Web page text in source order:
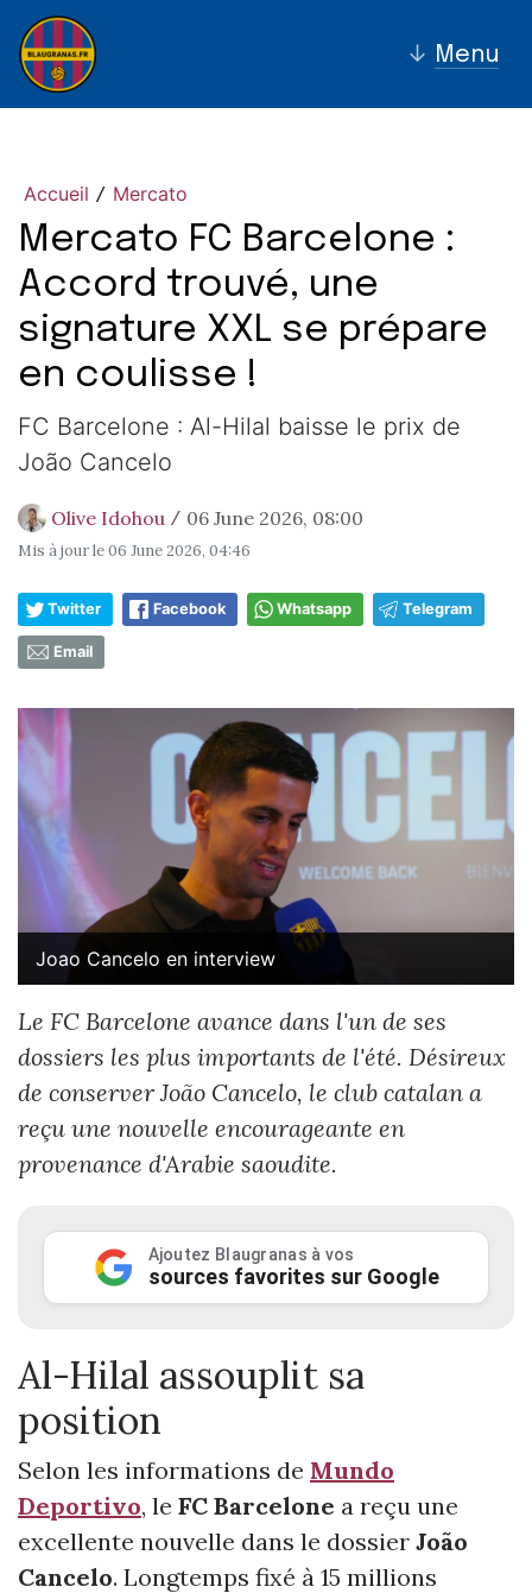
↓ Menu
Accueil / Mercato
Mercato FC Barcelone :
Accord trouvé, une
signature XXL se prépare
en coulisse !
FC Barcelone : Al-Hilal baisse le prix de
João Cancelo
Olive Idohou / 06 June 2026, 08:00
Mis à jour le06 June 2026, 04:46
Twitter Facebook Whatsapp Telegram
Email
Joao Cancelo en interview
Le FC Barcelone avance dans l'un de ses
dossiers les plus importants de l'été. Désireux
de conserver João Cancelo, le club catalan a
reçu une nouvelle encourageante en
provenance d'Arabie saoudite.
Ajoutez Blaugranas à vos
sources favorites sur Google
Al-Hilal assouplit sa
position
Selon les informations de Mundo
Deportivo, le FC Barcelone a reçu une
excellente nouvelle dans le dossier João
Cancelo. Longtemps fixé à 15 millions